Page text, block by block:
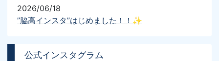
公式インスタグラム
2026/06/18
”脇高インスタ”はじめました！！✨